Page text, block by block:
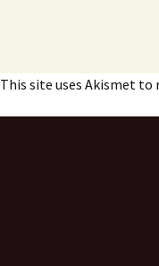
This site uses Akismet to